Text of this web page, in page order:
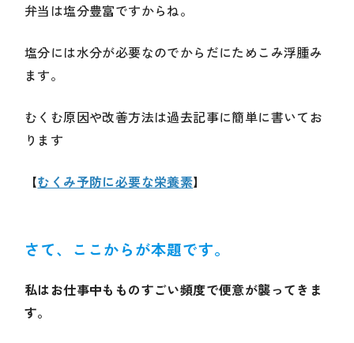
弁当は塩分豊富ですからね。
塩分には水分が必要なのでからだにためこみ浮腫み
ます。
むくむ原因や改善方法は過去記事に簡単に書いてお
ります
【むくみ予防に必要な栄養素】
さて、ここからが本題です。
私はお仕事中もものすごい頻度で便意が襲ってきま
す。